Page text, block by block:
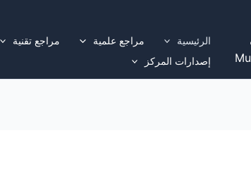
الرئيسية مراجع علمية مراجع تقنية
إصدارات المركز